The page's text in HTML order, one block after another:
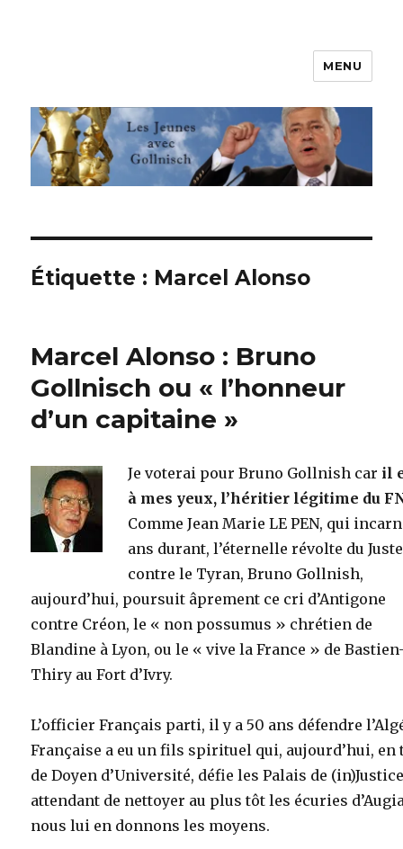
Les jeunes avec Gollnisch
MENU
Étiquette : Marcel Alonso
Marcel Alonso : Bruno
Gollnisch ou « l’honneur
d’un capitaine »
Je voterai pour Bruno Gollnish car il
à mes yeux, l’héritier légitime du
Comme Jean Marie LE PEN, qui
ans durant, l’éternelle révolte du Juste
contre le Tyran, Bruno Gollnish,
aujourd’hui, poursuit âprement ce cri d’Antigone
contre Créon, le « non possumus » chrétien de
Blandine à Lyon, ou le « vive la France » de
Thiry au Fort d’Ivry.
L’officier Français parti, il y a 50 ans défendre
Française a eu un fils spirituel qui, aujourd’hui, en
de Doyen d’Université, défie les Palais de
attendant de nettoyer au plus tôt les écuries
nous lui en donnons les moyens.